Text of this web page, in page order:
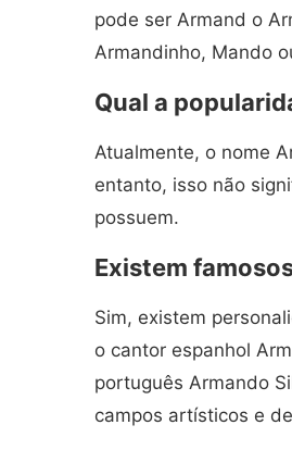
pode ser Armand o
Armandinho, Mando
Qual a
Atualmente, o nome
entanto, isso não
possuem.
Existem
Sim, existem
o cantor espanhol
português Armando
campos artísticos e